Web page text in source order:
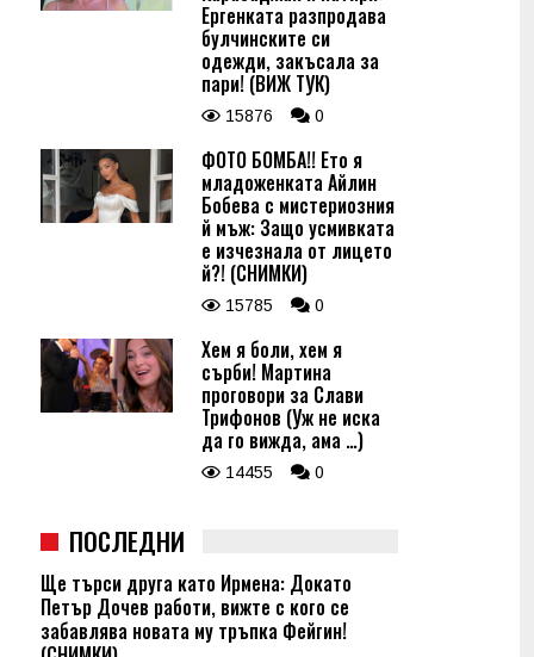
Ергенката разпродава
булчинските си
одежди, закъсала за
пари! (ВИЖ ТУК)
15876 0
ФОТО БОМБА!! Ето я
младоженката Айлин
Бобева с мистериозния
й мъж: Защо усмивката
е изчезнала от лицето
й?! (СНИМКИ)
15785 0
Хем я боли, хем я
сърби! Мартина
проговори за Слави
Трифонов (Уж не иска
да го вижда, ама …)
14455 0
ПОСЛЕДНИ
Ще търси друга като Ирмена: Докато
Петър Дочев работи, вижте с кого се
забавлява новата му тръпка Фейгин!